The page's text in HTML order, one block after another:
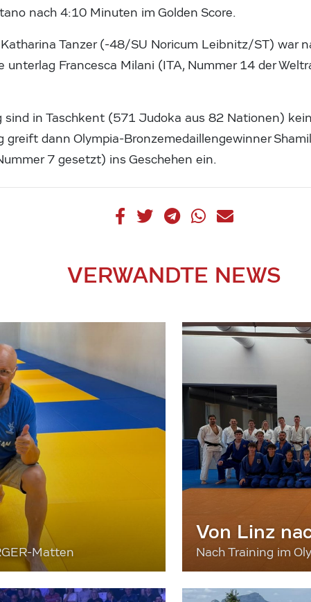
nach 4:10 Minuten im Golden Score.
Tanzer (-48/SU Noricum Leibnitz/ST) war
unterlag Francesca Milani (ITA, Nummer 14 der
sind in Taschkent (571 Judoka aus 82 Nationen)
greift dann Olympia-Bronzemedaillengewinner
7 gesetzt) ins Geschehen ein.
VERWANDTE NEWS
Matten
Von Linz
Nach Training im